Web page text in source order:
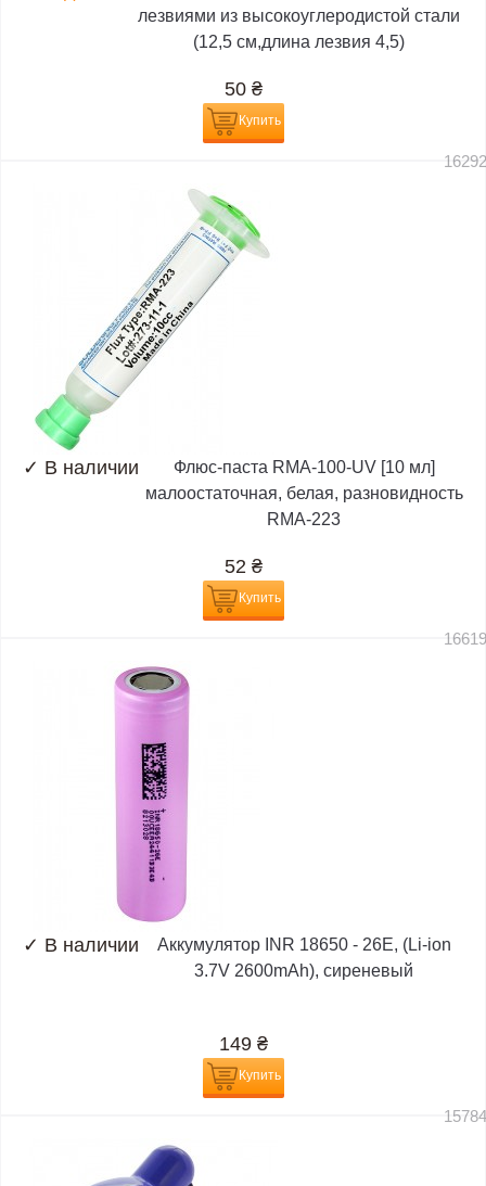
лезвиями из высокоуглеродистой стали
(12,5 см,длина лезвия 4,5)
50 ₴
Купить
✓ В наличии
Флюс-паста RMA-100-UV [10 мл]
малоостаточная, белая, разновидность
RMA-223
52 ₴
Купить
✓ В наличии
Аккумулятор INR 18650 - 26E, (Li-ion
3.7V 2600mAh), сиреневый
149 ₴
Купить